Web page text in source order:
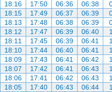
06:38
06:36
17:50
18:16
06:39
06:37
17:49
18:15
06:39
06:38
17:48
18:13
06:40
06:39
17:47
18:12
06:41
06:39
17:45
18:11
06:41
06:40
17:44
18:10
06:42
06:41
17:43
18:09
06:43
06:41
17:42
18:07
06:43
06:42
17:41
18:06
06:44
06:43
17:40
18:05